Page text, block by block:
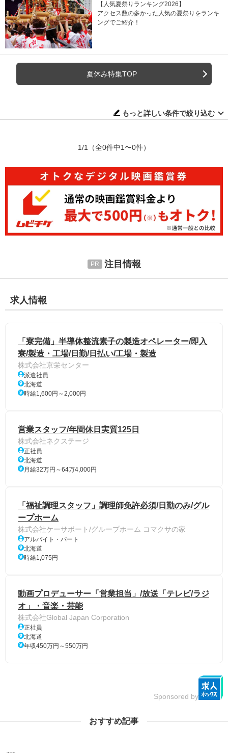
【人気夏祭りランキング2026】
アクセス数の多かった人気の夏祭りをランキ
ングでご紹介！
夏休み特集TOP
もっと詳しい条件で絞り込む
1/1 （全0件中1〜0件）
注目情報
求人情報
「寮完備」半導体整流素子の製造オペレーター/即入
寮/製造・工場/日勤/日払い/工場・製造
株式会社京栄センター
派遣社員
北海道
時給1,600円～2,000円
営業スタッフ/年間休日実質125日
株式会社ネクステージ
正社員
北海道
月給32万円～64万4,000円
「福祉調理スタッフ」調理師免許必須/日勤のみ/グル
ープホーム
株式会社ケーサポート/グループホーム コマクサの家
アルバイト・パート
北海道
時給1,075円
動画プロデューサー「営業担当」/放送「テレビ/ラジ
オ」・音楽・芸能
株式会社Global Japan Corporation
正社員
北海道
年収450万円～550万円
Sponsored by
おすすめ記事